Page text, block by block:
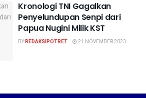
Kronologi TNI Gagalkan
Penyelundupan Senpi dari
Papua Nugini Milik KST
BYREDAKSIPOTRET 21 NOVEMBER 2023